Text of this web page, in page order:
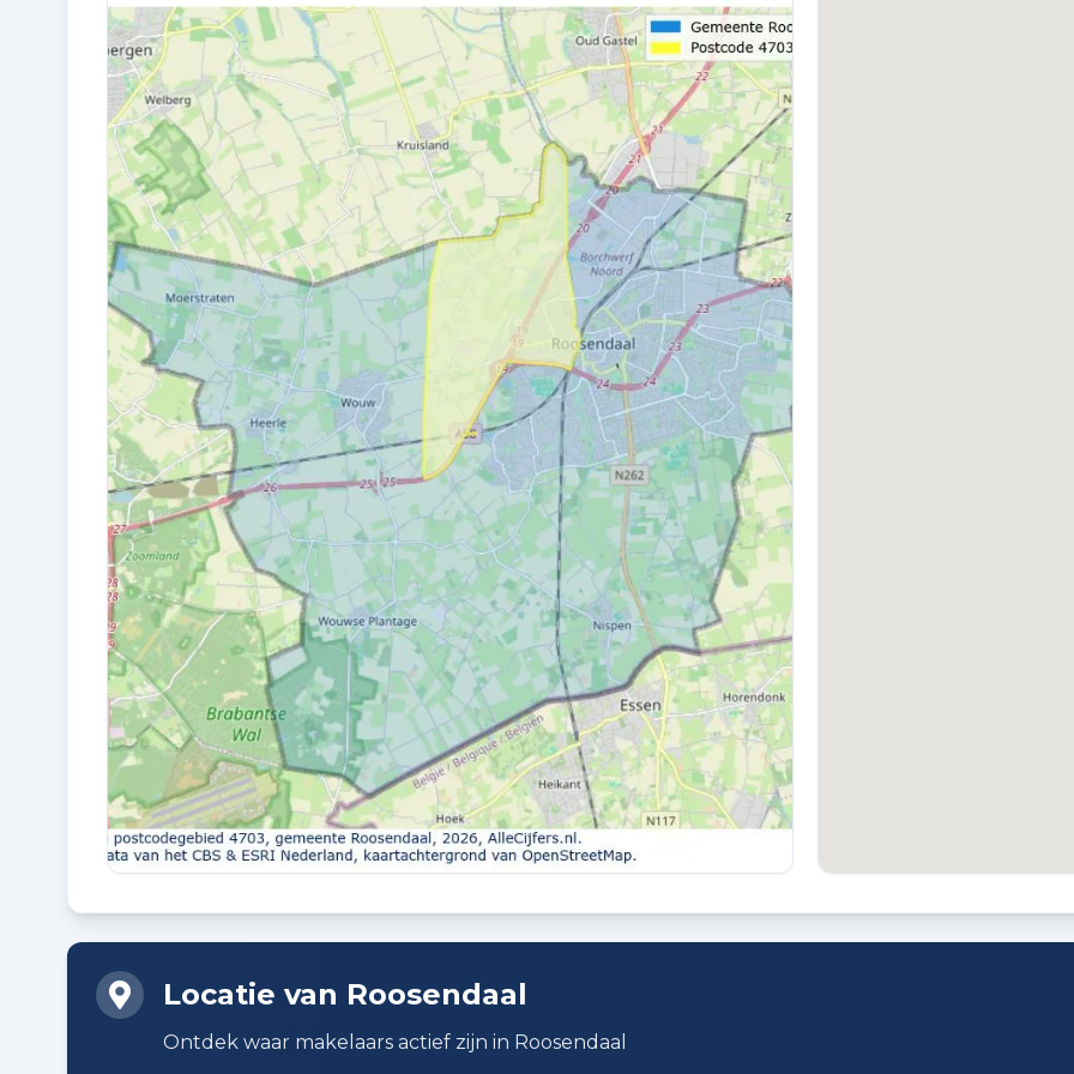
Bouw en energie
BOUWJAAR
2018
BOUWWIJZE
Bestaande bouw
ISOLATIE
Dakisolatie, HR-glas, muurisolatie en
vloerisolatie
VERWARMING
Stadsverwarming, gehele
vloerverwarming, warmte
terugwininstallatie en warmtepomp
ENERGIELABEL
A
Kadastraal en VvE
EIGENDOMSSITUATIE
Volle eigendom
Buitenruimte en parkeren
BUITENRUIMTE
In woonwijk
TUIN
Achtertuin
PARKEREN
Locatie van Roosendaal
Ontdek waar makelaars actief zijn in Roosendaal